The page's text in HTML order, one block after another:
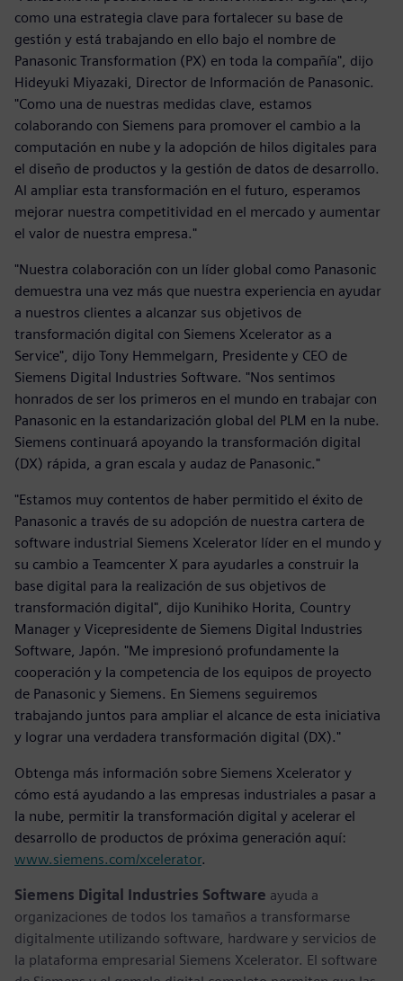
como una estrategia clave para fortalecer su base de
gestión y está trabajando en ello bajo el nombre de
Panasonic Transformation (PX) en toda la compañía", dijo
Hideyuki Miyazaki, Director de Información de Panasonic.
"Como una de nuestras medidas clave, estamos
colaborando con Siemens para promover el cambio a la
computación en nube y la adopción de hilos digitales para
el diseño de productos y la gestión de datos de desarrollo.
Al ampliar esta transformación en el futuro, esperamos
mejorar nuestra competitividad en el mercado y aumentar
el valor de nuestra empresa."
"Nuestra colaboración con un líder global como Panasonic
demuestra una vez más que nuestra experiencia en ayudar
a nuestros clientes a alcanzar sus objetivos de
transformación digital con Siemens Xcelerator as a
Service", dijo Tony Hemmelgarn, Presidente y CEO de
Siemens Digital Industries Software. "Nos sentimos
honrados de ser los primeros en el mundo en trabajar con
Panasonic en la estandarización global del PLM en la nube.
Siemens continuará apoyando la transformación digital
(DX) rápida, a gran escala y audaz de Panasonic."
"Estamos muy contentos de haber permitido el éxito de
Panasonic a través de su adopción de nuestra cartera de
software industrial Siemens Xcelerator líder en el mundo y
su cambio a Teamcenter X para ayudarles a construir la
base digital para la realización de sus objetivos de
transformación digital", dijo Kunihiko Horita, Country
Manager y Vicepresidente de Siemens Digital Industries
Software, Japón. "Me impresionó profundamente la
cooperación y la competencia de los equipos de proyecto
de Panasonic y Siemens. En Siemens seguiremos
trabajando juntos para ampliar el alcance de esta iniciativa
y lograr una verdadera transformación digital (DX)."
Obtenga más información sobre Siemens Xcelerator y
cómo está ayudando a las empresas industriales a pasar a
la nube, permitir la transformación digital y acelerar el
desarrollo de productos de próxima generación aquí:
www.siemens.com/xcelerator.
Siemens Digital Industries Software ayuda a
organizaciones de todos los tamaños a transformarse
digitalmente utilizando software, hardware y servicios de
la plataforma empresarial Siemens Xcelerator. El software